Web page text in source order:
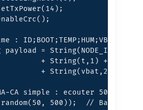
: ID;BOOT;TEMP;HUM;VBAT
payload = String(NODE_ID) +
+ String(t,1) + ";" +
+ String(vbat,2);
CA simple : ecouter 500ms
500));  // Backoff